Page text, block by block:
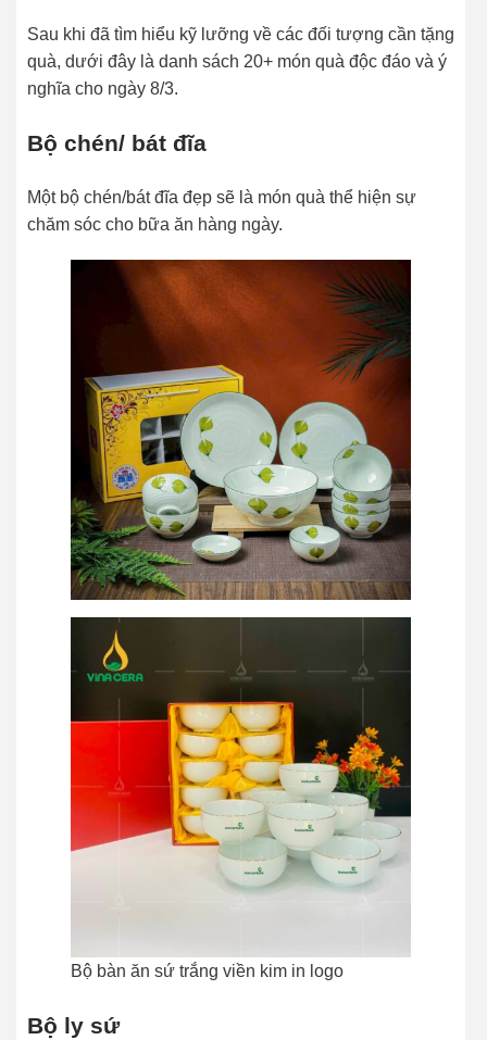
Sau khi đã tìm hiểu kỹ lưỡng về các đối tượng cần tặng
quà, dưới đây là danh sách 20+ món quà độc đáo và ý
nghĩa cho ngày 8/3.
Bộ chén/ bát đĩa
Một bộ chén/bát đĩa đẹp sẽ là món quà thể hiện sự
chăm sóc cho bữa ăn hàng ngày.
Bộ bàn ăn sứ trắng viền kim in logo
Bộ ly sứ